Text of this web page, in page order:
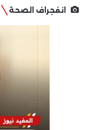
انفجراف الصحة